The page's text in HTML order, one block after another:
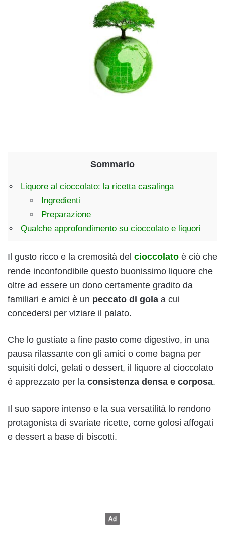
Sommario
Liquore al cioccolato: la ricetta casalinga
Ingredienti
Preparazione
Qualche approfondimento su cioccolato e liquori
Il gusto ricco e la cremosità del cioccolato è ciò che
rende inconfondibile questo buonissimo liquore che
oltre ad essere un dono certamente gradito da
familiari e amici è un peccato di gola a cui
concedersi per viziare il palato.
Che lo gustiate a fine pasto come digestivo, in una
pausa rilassante con gli amici o come bagna per
squisiti dolci, gelati o dessert, il liquore al cioccolato
è apprezzato per la consistenza densa e corposa.
Il suo sapore intenso e la sua versatilità lo rendono
protagonista di svariate ricette, come golosi affogati
e dessert a base di biscotti.